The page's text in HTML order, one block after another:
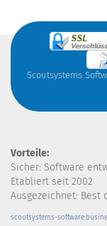
Scoutsystems
Vorteile:
Sicher: Software
Etabliert seit 2002
Ausgezeichnet:
scoutsystems-